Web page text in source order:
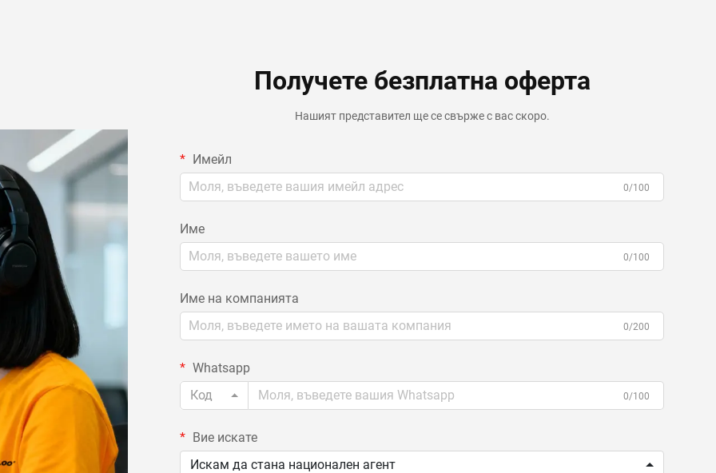
Получете безплатна оферта
Нашият представител ще се свърже с вас скоро.
Имейл
0/100
Име
0/100
Име на компанията
0/200
Whatsapp
Код
0/100
Вие искате
Искам да стана национален агент